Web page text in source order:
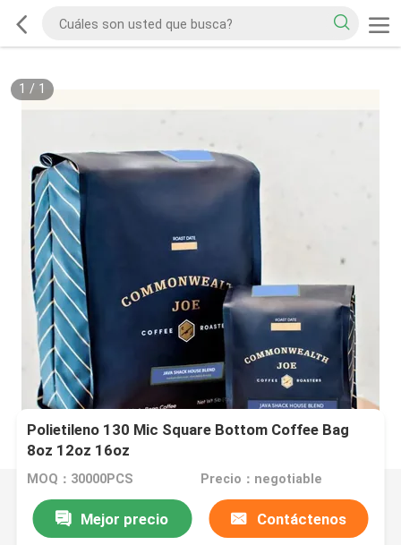
1 / 1
Polietileno 130 Mic Square Bottom Coffee Bag
8oz 12oz 16oz
MOQ：30000PCS Precio：negotiable
Mejor precio Contáctenos